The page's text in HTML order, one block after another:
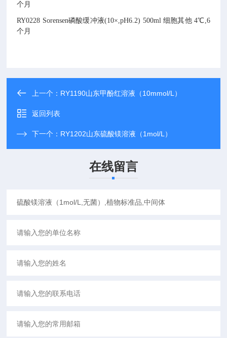
个月
RY0228 Sorensen磷酸缓冲液(10×,pH6.2) 500ml 细胞其他 4℃,6
个月
上一个： RY1190山东甲酚红溶液（10mmol/L）
返回列表
下一个： RY1202山东硫酸镁溶液（1mol/L）
在线留言